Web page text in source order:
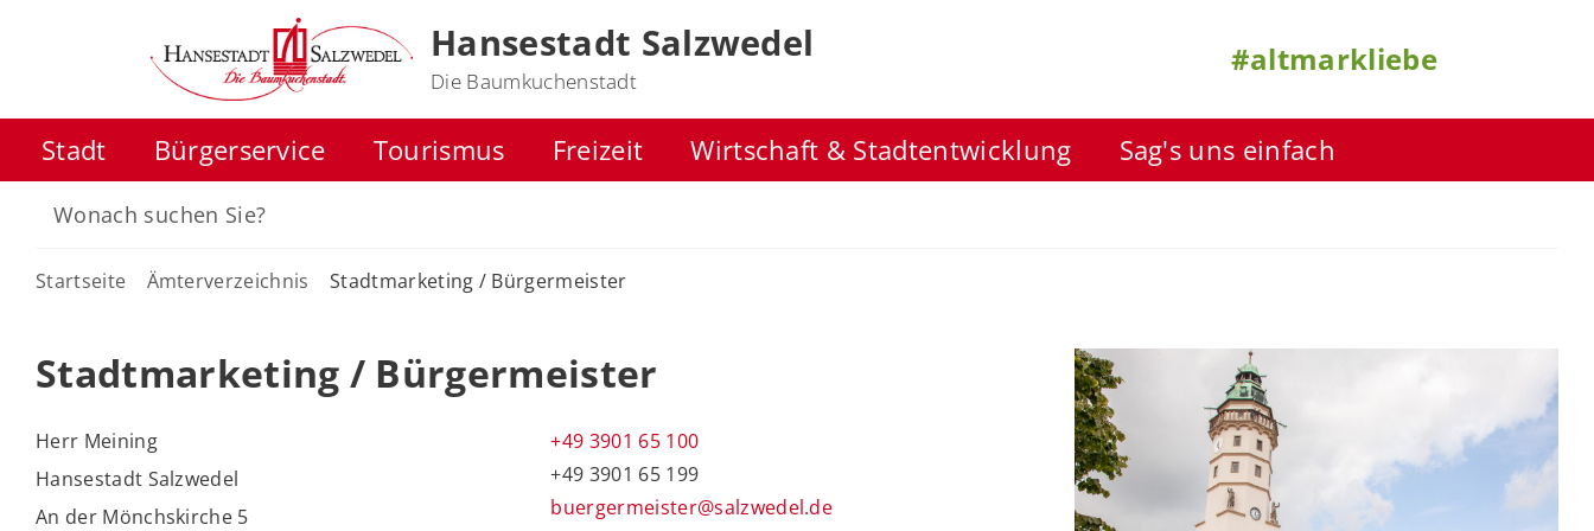
Hansestadt Salzwedel
Die Baumkuchenstadt
#altmarkliebe
Stadt Bürgerservice Tourismus Freizeit Wirtschaft & Stadtentwicklung Sag's uns einfach
Startseite Ämterverzeichnis Stadtmarketing / Bürgermeister
Stadtmarketing / Bürgermeister
Herr Meining
Hansestadt Salzwedel
An der Mönchskirche 5
+49 3901 65 100
+49 3901 65 199
buergermeister@salzwedel.de